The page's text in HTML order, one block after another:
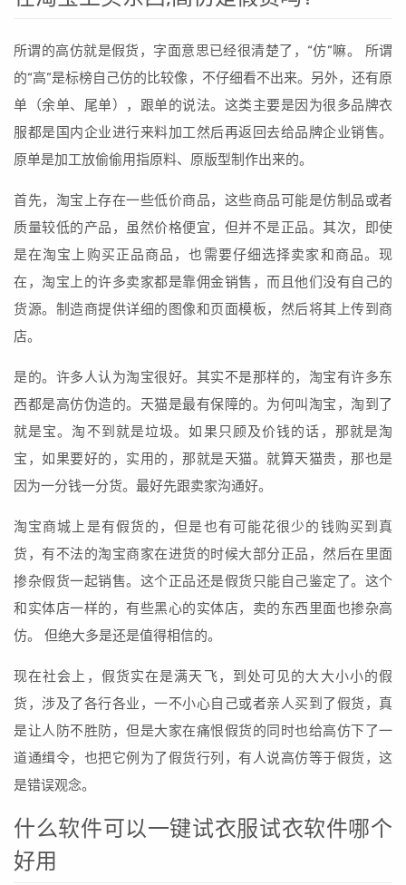
所谓的高仿就是假货，字面意思已经很清楚了，“仿”嘛。 所谓
的“高”是标榜自己仿的比较像，不仔细看不出来。另外，还有原
单（余单、尾单），跟单的说法。这类主要是因为很多品牌衣
服都是国内企业进行来料加工然后再返回去给品牌企业销售。
原单是加工放偷偷用指原料、原版型制作出来的。
首先，淘宝上存在一些低价商品，这些商品可能是仿制品或者
质量较低的产品，虽然价格便宜，但并不是正品。其次，即使
是在淘宝上购买正品商品，也需要仔细选择卖家和商品。现
在，淘宝上的许多卖家都是靠佣金销售，而且他们没有自己的
货源。制造商提供详细的图像和页面模板，然后将其上传到商
店。
是的。许多人认为淘宝很好。其实不是那样的，淘宝有许多东
西都是高仿伪造的。天猫是最有保障的。为何叫淘宝，淘到了
就是宝。淘不到就是垃圾。如果只顾及价钱的话，那就是淘
宝，如果要好的，实用的，那就是天猫。就算天猫贵，那也是
因为一分钱一分货。最好先跟卖家沟通好。
淘宝商城上是有假货的，但是也有可能花很少的钱购买到真
货，有不法的淘宝商家在进货的时候大部分正品，然后在里面
掺杂假货一起销售。这个正品还是假货只能自己鉴定了。这个
和实体店一样的，有些黑心的实体店，卖的东西里面也掺杂高
仿。 但绝大多是还是值得相信的。
现在社会上，假货实在是满天飞，到处可见的大大小小的假
货，涉及了各行各业，一不小心自己或者亲人买到了假货，真
是让人防不胜防，但是大家在痛恨假货的同时也给高仿下了一
道通缉令，也把它例为了假货行列，有人说高仿等于假货，这
是错误观念。
什么软件可以一键试衣服试衣软件哪个
好用